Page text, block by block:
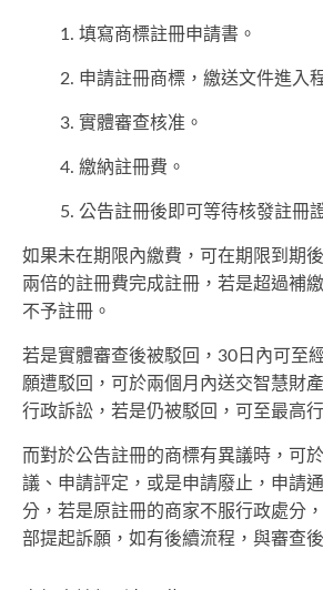
填寫商標註冊申請書。
申請註冊商標，繳送文件進入
實體審查核准。
繳納註冊費。
公告註冊後即可等待核發註冊
如果未在期限內繳費，可在期限到期
兩倍的註冊費完成註冊，若是超過補
不予註冊。
若是實體審查後被駁回，30日內可至
願遭駁回，可於兩個月內送交智慧財
行政訴訟，若是仍被駁回，可至最高
而對於公告註冊的商標有異議時，可
議、申請評定，或是申請廢止，申請
分，若是原註冊的商家不服行政處分
部提起訴願，如有後續流程，與審查